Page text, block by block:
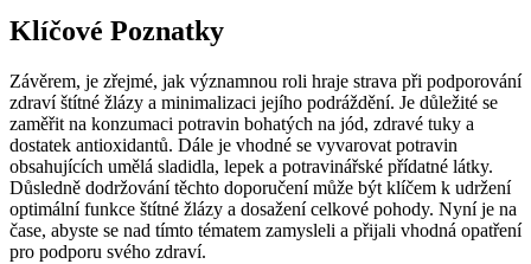
Klíčové Poznatky
Závěrem, je zřejmé, jak významnou roli hraje strava při podporování
zdraví štítné žlázy a minimalizaci jejího podráždění. Je důležité se
zaměřit na konzumaci potravin bohatých na jód, zdravé tuky a
dostatek antioxidantů. Dále je vhodné se vyvarovat potravin
obsahujících umělá sladidla, lepek a potravinářské přídatné látky.
Důsledně dodržování těchto doporučení může být klíčem k udržení
optimální funkce štítné žlázy a dosažení celkové pohody. Nyní je na
čase, abyste se nad tímto tématem zamysleli a přijali vhodná opatření
pro podporu svého zdraví.